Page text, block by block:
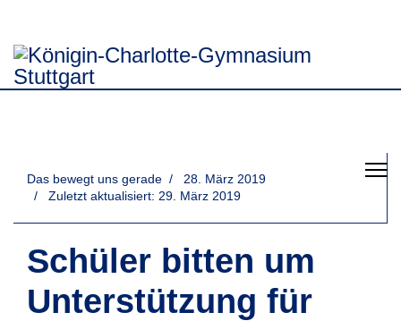
Das bewegt uns gerade
28. März 2019
Zuletzt aktualisiert: 29. März 2019
Schüler bitten um
Unterstützung für